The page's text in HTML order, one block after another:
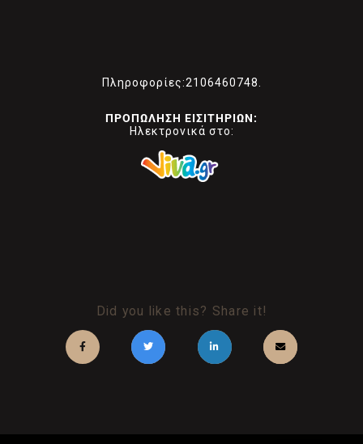
Πληροφορίες:2106460748.
ΠΡΟΠΩΛΗΣΗ ΕΙΣΙΤΗΡΙΩΝ:
Ηλεκτρονικά στο:
Did you like this? Share it!